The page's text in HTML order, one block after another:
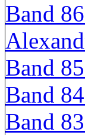
Band
Band
Band
Band